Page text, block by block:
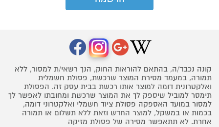
קונה נכבד/ה, בהתאם להוראות החוק, הנך רשאי/ת למסור, ללא
תמורה, במעמד מסירת המוצר שרכשת, פסולת חשמלית
ואלקטרונית דומה למוצר אותו רכשת בבית עסק זה. הפסולת
תימסר למוביל שיספק לך את המוצר שרכשת ומחובתו לאפשר לך
למסור במועד האספקה פסולת ציוד חשמלי ואלקטרוני דומה,
בכמות או במשקל, למוצר החדש וזאת ללא תשלום או תמורה
אחרת. לא תתאפשר מסירה של פסולת מזיקה